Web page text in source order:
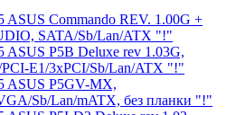
ASUS Commando REV. 1.00G +
SATA/Sb/Lan/ATX "!"
ASUS P5B Deluxe rev 1.03G,
E1/3xPCI/Sb/Lan/ATX "!"
ASUS P5GV-MX,
Sb/Lan/mATX, без планки "!"